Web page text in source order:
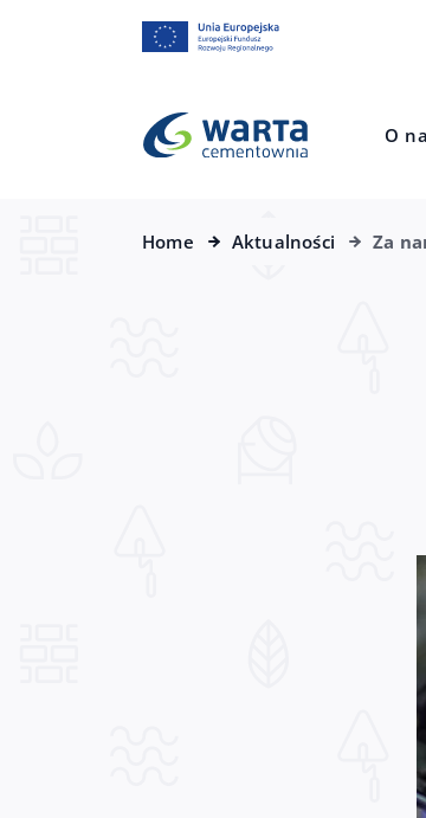
O
Home Aktualności Za